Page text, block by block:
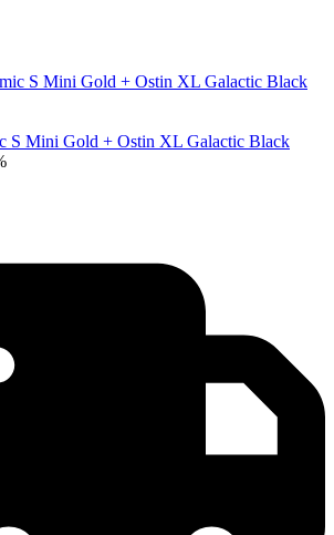
S Mini Gold + Ostin XL Galactic Black